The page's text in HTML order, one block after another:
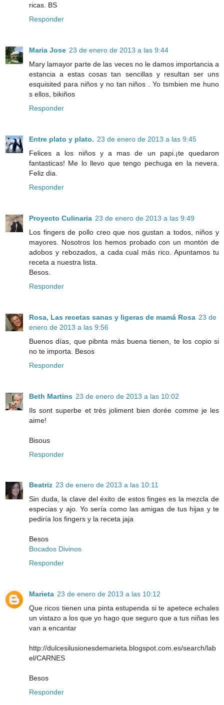
ricas. BS
Responder
Maria Jose 23 de enero de 2013 a las 9:44
Mary lamayor parte de las veces no le damos importancia a
estancia a estas cosas tan sencillas y resultan ser uns
esquisited para niños y no tan niños . Yo tsmbien me huno
s ellos, bikiños
Responder
Entre plato y plato. 23 de enero de 2013 a las 9:45
Felices a los niños y a mas de un papi.¡te quedaron
fantasticas! Me lo llevo que tengo pechuga en la nevera.
Feliz dia.
Responder
Proyecto Culinaria 23 de enero de 2013 a las 9:49
Los fingers de pollo creo que nos gustan a todos, niños y
mayores. Nosotros los hemos probado con un montón de
adobos y rebozados, a cada cual más rico. Apuntamos tu
receta a nuestra lista.
Besos.
Responder
Rosa, Las recetas sanas y ligeras de mamá Rosa 23 de
enero de 2013 a las 9:56
Buenos días, que pibnta más buena tienen, te los copio si
no te importa. Besos
Responder
Beth Martins 23 de enero de 2013 a las 10:02
Ils sont superbe et très joliment bien dorée comme je les
aime!
Bisous
Responder
Beatriz 23 de enero de 2013 a las 10:11
Sin duda, la clave del éxito de estos finges es la mezcla de
especias y ajo. Yo sería como las amigas de tus hijas y te
pediría los fingers y la receta jaja
Besos
Bocados Divinos
Responder
Marieta 23 de enero de 2013 a las 10:12
Que ricos tienen una pinta estupenda si te apetece echales
un vistazo a los que yo hago que seguro que a tus niñas les
van a encantar
http://dulcesilusionesdemarieta.blogspot.com.es/search/lab
el/CARNES
Besos
Responder